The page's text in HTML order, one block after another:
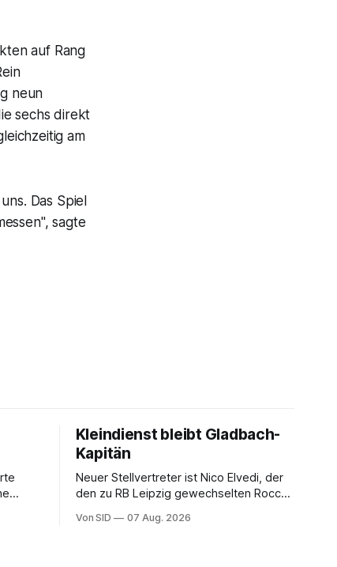
auf Rang
neun
sechs direkt
am
Das Spiel
sagte
Kleindienst bleibt Gladbach-
Kapitän
Neuer Stellvertreter ist Nico Elvedi, der
den zu RB Leipzig gewechselten Rocco
Von SID 07 Aug. 2026